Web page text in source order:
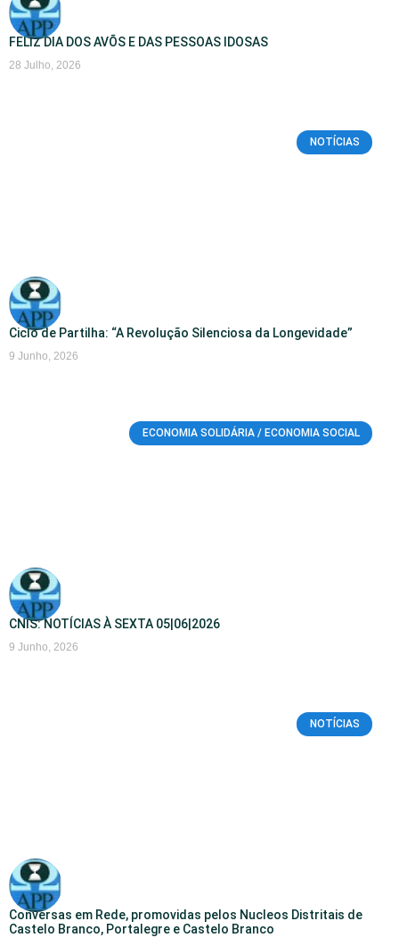
FELIZ DIA DOS AVÕS E DAS PESSOAS IDOSAS
28 Julho, 2026
NOTÍCIAS
Ciclo de Partilha: “A Revolução Silenciosa da Longevidade”
9 Junho, 2026
ECONOMIA SOLIDÁRIA / ECONOMIA SOCIAL
CNIS: NOTÍCIAS À SEXTA 05|06|2026
9 Junho, 2026
NOTÍCIAS
Conversas em Rede, promovidas pelos Nucleos Distritais de
Castelo Branco, Portalegre e Castelo Branco